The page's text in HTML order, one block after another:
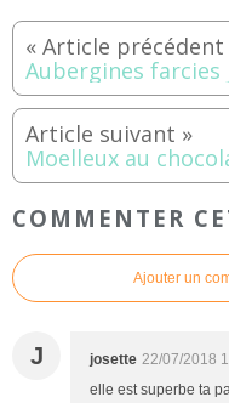
Aubergines
Moelleux au
COMMENTER
Ajouter un
J josette 22/07/2018
elle est superbe ta